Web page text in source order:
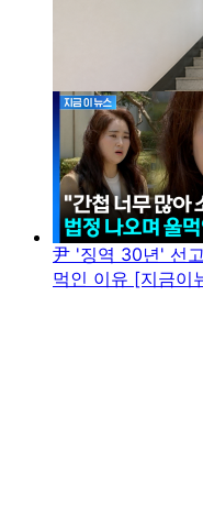
尹 '징역 30년' 선
먹인 이유 [지금이